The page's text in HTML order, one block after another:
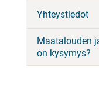
Yhteystiedot
Maatalouden
on kysymys?